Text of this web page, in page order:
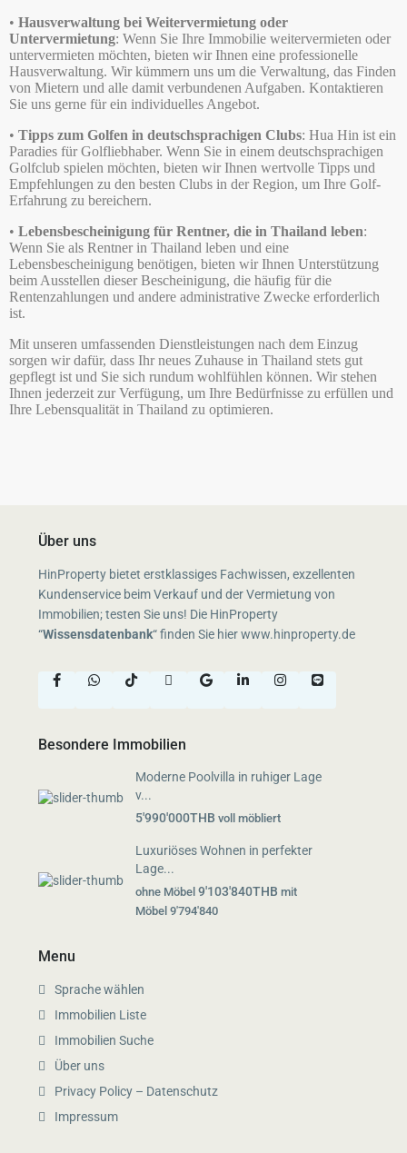
• Hausverwaltung bei Weitervermietung oder
Untervermietung: Wenn Sie Ihre Immobilie weitervermieten oder
untervermieten möchten, bieten wir Ihnen eine professionelle
Hausverwaltung. Wir kümmern uns um die Verwaltung, das Finden
von Mietern und alle damit verbundenen Aufgaben. Kontaktieren
Sie uns gerne für ein individuelles Angebot.
• Tipps zum Golfen in deutschsprachigen Clubs: Hua Hin ist ein
Paradies für Golfliebhaber. Wenn Sie in einem deutschsprachigen
Golfclub spielen möchten, bieten wir Ihnen wertvolle Tipps und
Empfehlungen zu den besten Clubs in der Region, um Ihre Golf-
Erfahrung zu bereichern.
• Lebensbescheinigung für Rentner, die in Thailand leben:
Wenn Sie als Rentner in Thailand leben und eine
Lebensbescheinigung benötigen, bieten wir Ihnen Unterstützung
beim Ausstellen dieser Bescheinigung, die häufig für die
Rentenzahlungen und andere administrative Zwecke erforderlich
ist.
Mit unseren umfassenden Dienstleistungen nach dem Einzug
sorgen wir dafür, dass Ihr neues Zuhause in Thailand stets gut
gepflegt ist und Sie sich rundum wohlfühlen können. Wir stehen
Ihnen jederzeit zur Verfügung, um Ihre Bedürfnisse zu erfüllen und
Ihre Lebensqualität in Thailand zu optimieren.
Über uns
HinProperty bietet erstklassiges Fachwissen, exzellenten
Kundenservice beim Verkauf und der Vermietung von
Immobilien; testen Sie uns! Die HinProperty
“Wissensdatenbank“finden Sie hierwww.hinproperty.de
Besondere Immobilien
Moderne Poolvilla in ruhiger Lage
v...
5'990'000THB voll möbliert
Luxuriöses Wohnen in perfekter
Lage...
ohne Möbel 9'103'840THB mit
Möbel 9'794'840
Menu
Sprache wählen
Immobilien Liste
Immobilien Suche
Über uns
Privacy Policy – Datenschutz
Impressum